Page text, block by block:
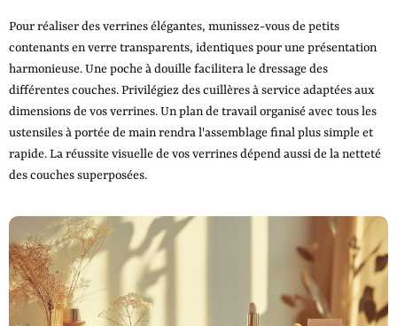
Pour réaliser des verrines élégantes, munissez-vous de petits
contenants en verre transparents, identiques pour une présentation
harmonieuse. Une poche à douille facilitera le dressage des
différentes couches. Privilégiez des cuillères à service adaptées aux
dimensions de vos verrines. Un plan de travail organisé avec tous les
ustensiles à portée de main rendra l'assemblage final plus simple et
rapide. La réussite visuelle de vos verrines dépend aussi de la netteté
des couches superposées.